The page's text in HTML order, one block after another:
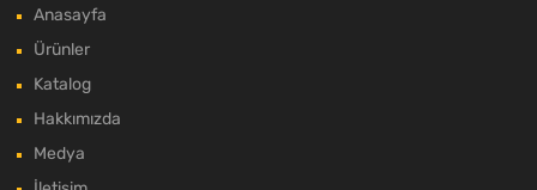
Anasayfa
Ürünler
Katalog
Hakkımızda
Medya